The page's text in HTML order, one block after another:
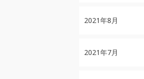
2021年8月
2021年7月